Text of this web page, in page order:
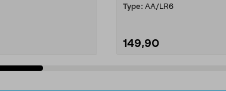
Type: AA/LR6
149,90